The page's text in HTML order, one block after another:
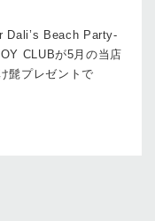
Dali’s Beach Party-
CLUBが5月の当店
髭プレゼントで